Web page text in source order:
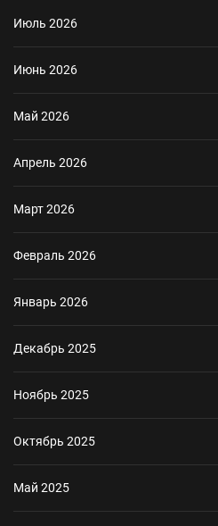
Июль 2026
Июнь 2026
Май 2026
Апрель 2026
Март 2026
Февраль 2026
Январь 2026
Декабрь 2025
Ноябрь 2025
Октябрь 2025
Май 2025